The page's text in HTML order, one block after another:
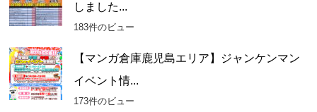
しました...
183件のビュー
【マンガ倉庫鹿児島エリア】ジャンケンマン
イベント情...
173件のビュー